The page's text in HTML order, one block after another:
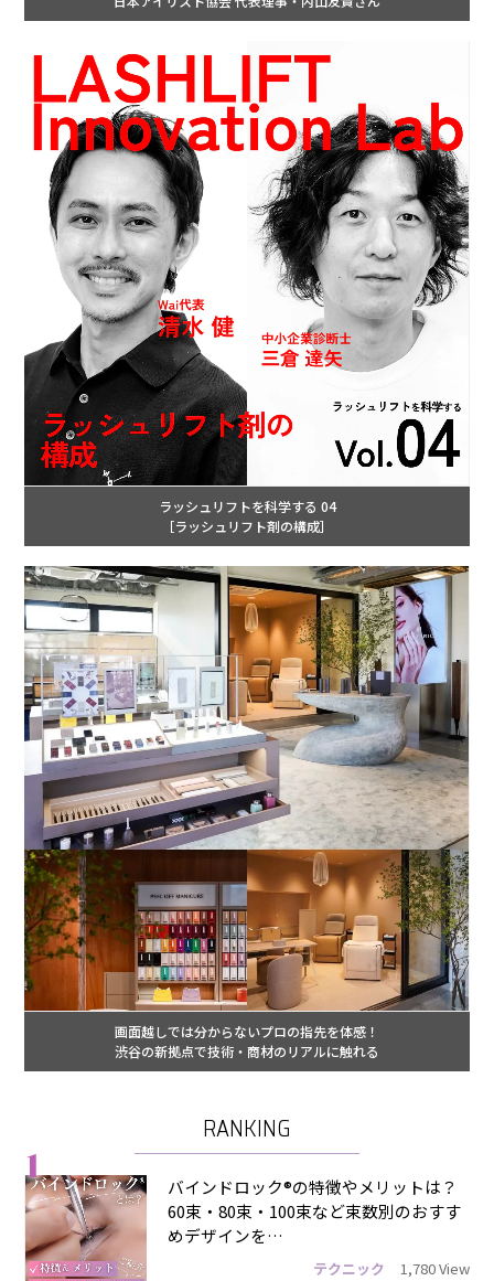
ラッシュリフトを科学する 04
［ラッシュリフト剤の構成］
画面越しでは分からないプロの指先を体感！
渋谷の新拠点で技術・商材のリアルに触れる
RANKING
1
バインドロック®の特徴やメリットは？
60束・80束・100束など束数別のおすす
めデザインを…
テクニック 1,780 View